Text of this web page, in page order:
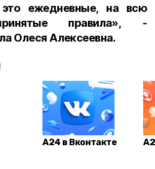
это ежедневные, на всю
правила», -
Олеся Алексеевна.
А24 в Вконтакте